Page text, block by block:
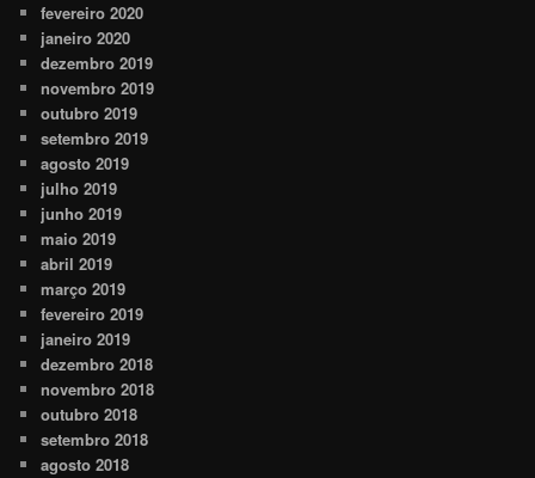
fevereiro 2020
janeiro 2020
dezembro 2019
novembro 2019
outubro 2019
setembro 2019
agosto 2019
julho 2019
junho 2019
maio 2019
abril 2019
março 2019
fevereiro 2019
janeiro 2019
dezembro 2018
novembro 2018
outubro 2018
setembro 2018
agosto 2018